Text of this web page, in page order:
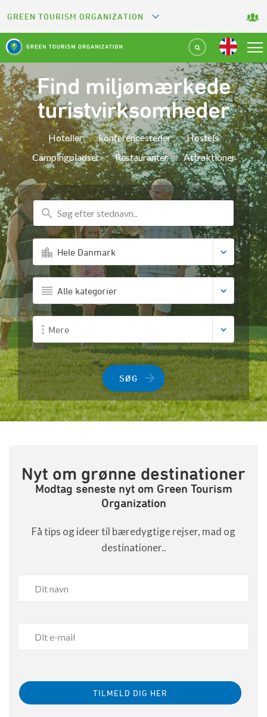
GREEN TOURISM ORGANIZATION
GREEN KEY
GREEN RESTAURANT
GREEN SPORT FACILITY
GREEN CAMPING
GREEN ATTRACTION
Find miljømærkede
turistvirksomheder
Hoteller konferencesteder
Hostels
Campingpladser
Restauranter Attraktioner
Hele Danmark
Alle kategorier
Mere
SØG
Nyt om grønne destinationer
Modtag seneste nyt om Green Tourism
Organization
Få tips og ideer til bæredygtige rejser, mad og
destinationer..